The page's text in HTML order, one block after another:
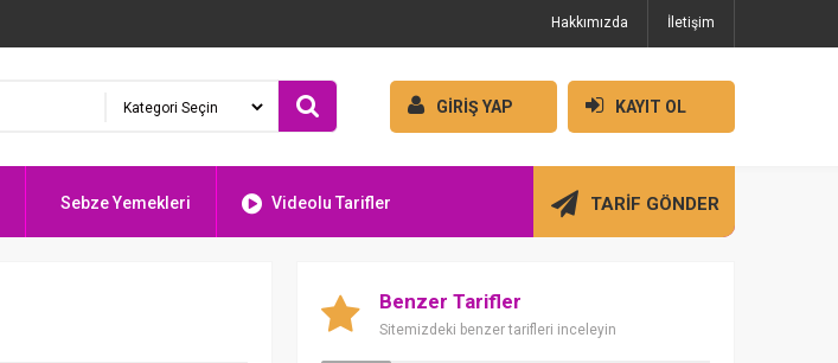
Hakkımızda İletişim
GİRİŞ YAP KAYIT OL
Sebze Yemekleri Videolu Tarifler TARİF GÖNDER
Benzer Tarifler
Sitemizdeki benzer tarifleri inceleyin